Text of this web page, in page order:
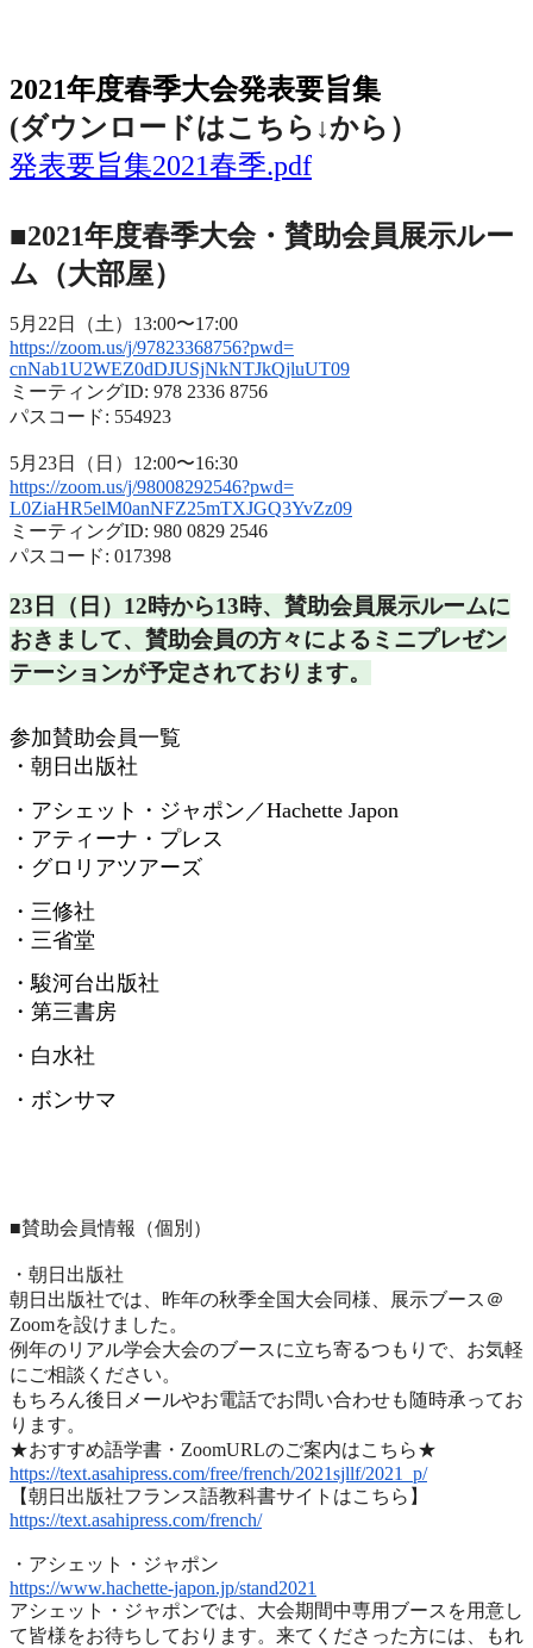
2021年度春季大会発表要旨集
(ダウンロードはこちら↓から ）
発表要旨集2021春季.pdf
■2021年度春季大会・賛助会員展示ルー
ム（大部屋）
5月22日（土）13:00〜17:00
https://zoom.us/j/97823368756?pwd=
cnNab1U2WEZ0dDJUSjNkNTJkQjluUT09
ミーティングID: 978 2336 8756
パスコード: 554923
5月23日（日）12:00〜16:30
https://zoom.us/j/98008292546?pwd=
L0ZiaHR5elM0anNFZ25mTXJGQ3YvZz09
ミーティングID: 980 0829 2546
パスコード: 017398
23日（日）12時から13時、 賛助会員展示ルームに
おきまして、 賛助会員の方々によるミニプレゼン
テーションが予定されております。
参加賛助会員一覧
・朝日出版社
・アシェット・ジャポン／Hachette Japon
・アティーナ・プレス
・グロリアツアーズ
・三修社
・三省堂
・駿河台出版社
・第三書房
・白水社
・ボンサマ
■賛助会員情報（個別）
・朝日出版社
朝日出版社では、昨年の秋季全国大会同様、展示ブース＠
Zoomを設けました。
例年のリアル学会大会のブースに立ち寄るつもりで、 お気軽
にご相談ください。
もちろん後日メールやお電話でお問い合わせも随時承ってお
ります。
★おすすめ語学書・ZoomURLのご案内はこちら★
https://text.asahipress.com/free/french/2021sjllf/2021_p/
【朝日出版社フランス語教科書サイトはこちら】
https://text.asahipress.com/french/
・アシェット・ジャポン
https://www.hachette-japon.jp/stand2021
アシェット・ジャポンでは、 大会期間中専用ブースを用意し
て皆様をお待ちしております。 来てくださった方には、
もれ